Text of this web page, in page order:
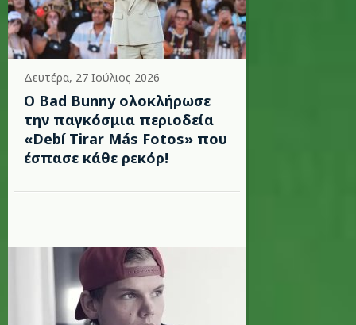
Δευτέρα, 27 Ιούλιος 2026
Ο Bad Bunny ολοκλήρωσε
την παγκόσμια περιοδεία
«Debí Tirar Más Fotos» που
έσπασε κάθε ρεκόρ!